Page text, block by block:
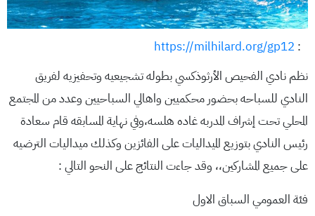
:
https://milhilard.org/gp12
نظم نادي الفحيص الأرثوذكسي بطوله تشجيعيه وتحفيزيه لفريق
النادي للسباحه بحضور محكميين واهالي السباحيين وعدد من المجتمع
المحلي تحت إشراف المدربه غاده هلسه،وفي نهاية المسابقه قام سعادة
رئيس النادي بتوزيع الميداليات على الفائزين وكذلك ميداليات الترضيه
على جميع المشاركين،، وقد جاءت النتائج على النحو التالي :
فئة العمومي السباق الاول